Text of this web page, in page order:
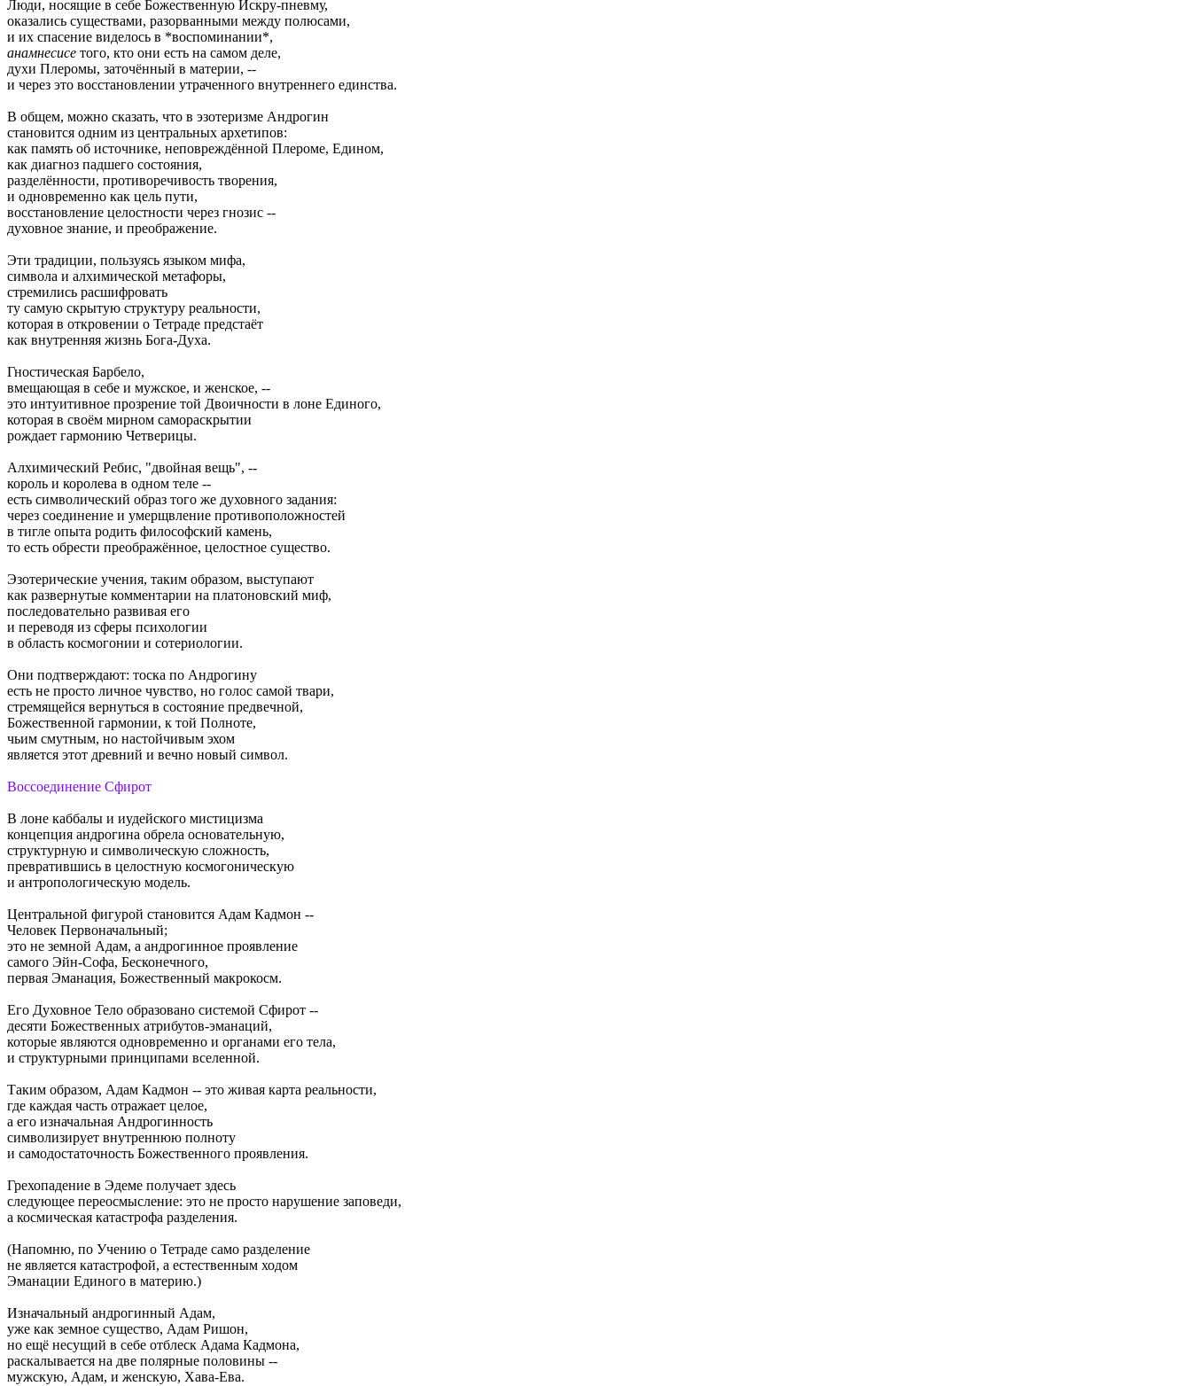
Люди, носящие в себе Божественную Искру-пневму,
оказались существами, разорванными между полюсами,
и их спасение виделось в *воспоминании*,
анамнесисе того, кто они есть на самом деле,
духи Плеромы, заточённый в материи, --
и через это восстановлении утраченного внутреннего единства.
В общем, можно сказать, что в эзотеризме Андрогин
становится одним из центральных архетипов:
как память об источнике, неповреждённой Плероме, Едином,
как диагноз падшего состояния,
разделённости, противоречивость творения,
и одновременно как цель пути,
восстановление целостности через гнозис --
духовное знание, и преображение.
Эти традиции, пользуясь языком мифа,
символа и алхимической метафоры,
стремились расшифровать
ту самую скрытую структуру реальности,
которая в откровении о Тетраде предстаёт
как внутренняя жизнь Бога-Духа.
Гностическая Барбело,
вмещающая в себе и мужское, и женское, --
это интуитивное прозрение той Двоичности в лоне Единого,
которая в своём мирном самораскрытии
рождает гармонию Четверицы.
Алхимический Ребис, "двойная вещь", --
король и королева в одном теле --
есть символический образ того же духовного задания:
через соединение и умерщвление противоположностей
в тигле опыта родить философский камень,
то есть обрести преображённое, целостное существо.
Эзотерические учения, таким образом, выступают
как развернутые комментарии на платоновский миф,
последовательно развивая его
и переводя из сферы психологии
в область космогонии и сотериологии.
Они подтверждают: тоска по Андрогину
есть не просто личное чувство, но голос самой твари,
стремящейся вернуться в состояние предвечной,
Божественной гармонии, к той Полноте,
чьим смутным, но настойчивым эхом
является этот древний и вечно новый символ.
Воссоединение Сфирот
В лоне каббалы и иудейского мистицизма
концепция андрогина обрела основательную,
структурную и символическую сложность,
превратившись в целостную космогоническую
и антропологическую модель.
Центральной фигурой становится Адам Кадмон --
Человек Первоначальный;
это не земной Адам, а андрогинное проявление
самого Эйн-Софа, Бесконечного,
первая Эманация, Божественный макрокосм.
Его Духовное Тело образовано системой Сфирот --
десяти Божественных атрибутов-эманаций,
которые являются одновременно и органами его тела,
и структурными принципами вселенной.
Таким образом, Адам Кадмон -- это живая карта реальности,
где каждая часть отражает целое,
а его изначальная Андрогинность
символизирует внутреннюю полноту
и самодостаточность Божественного проявления.
Грехопадение в Эдеме получает здесь
следующее переосмысление: это не просто нарушение заповеди,
а космическая катастрофа разделения.
(Напомню, по Учению о Тетраде само разделение
не является катастрофой, а естественным ходом
Эманации Единого в материю.)
Изначальный андрогинный Адам,
уже как земное существо, Адам Ришон,
но ещё несущий в себе отблеск Адама Кадмона,
раскалывается на две полярные половины --
мужскую, Адам, и женскую, Хава-Ева.